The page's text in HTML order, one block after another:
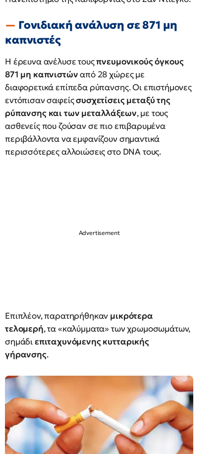
Γονιδιακή ανάλυση σε 871 μη
καπνιστές
Η έρευνα ανέλυσε τουςπνευμονικούς όγκους
871 μη καπνιστώναπό 28 χώρες με
διαφορετικά επίπεδα ρύπανσης. Οι επιστήμονες
εντόπισαν σαφείςσυσχετίσεις μεταξύ της
ρύπανσης και των μεταλλάξεων, με τους
ασθενείς που ζούσαν σε πιο επιβαρυμένα
περιβάλλοντα να εμφανίζουν σημαντικά
περισσότερες αλλοιώσεις στο DNA τους.
Επιπλέον, παρατηρήθηκαν μικρότερα
τελομερή, τα «καλύμματα» των χρωμοσωμάτων,
σημάδιεπιταχυνόμενης κυτταρικής
γήρανσης.